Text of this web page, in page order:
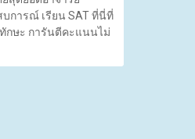
การณ์ เรียน SAT ที่นี่ที่
กษะ การันตีคะแนนไม่